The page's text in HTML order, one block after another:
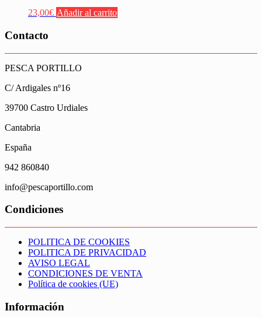
23,00€ Añadir al carrito
Contacto
PESCA PORTILLO
C/ Ardigales nº16
39700 Castro Urdiales
Cantabria
España
942 860840
info@pescaportillo.com
Condiciones
POLITICA DE COOKIES
POLITICA DE PRIVACIDAD
AVISO LEGAL
CONDICIONES DE VENTA
Política de cookies (UE)
Información